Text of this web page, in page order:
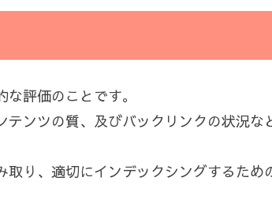
評価のことです。
ンツの質、及びバックリンクの状況な
り、適切にインデックシングするため